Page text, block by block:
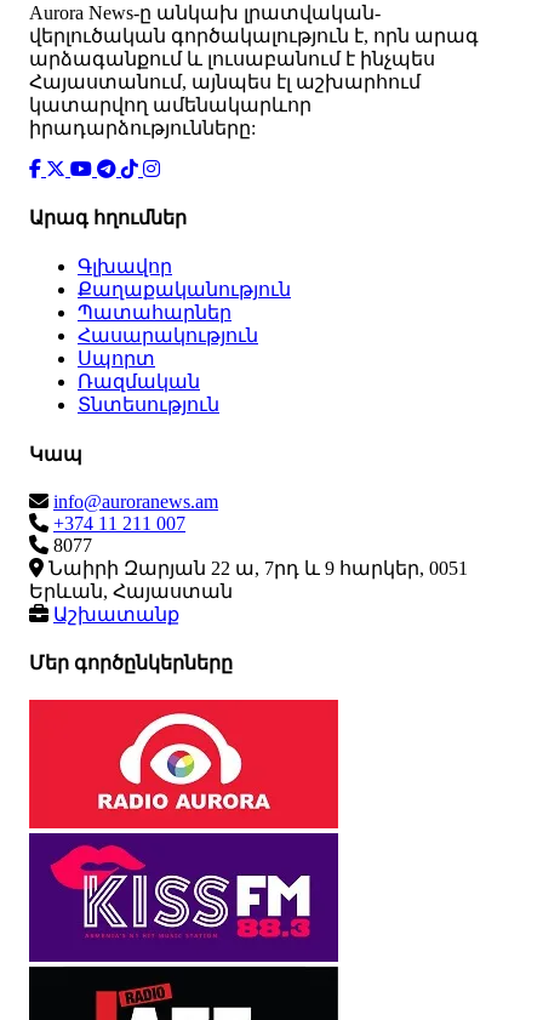
Аurora News-ը անկախ լրատվական-
վերլուծական գործակալություն է, որն արագ
արձագանքում և լուսաբանում է ինչպես
Հայաստանում, այնպես էլ աշխարհում
կատարվող ամենակարևոր
իրադարձությունները:
Արագ հղումներ
Գլխավոր
Քաղաքականություն
Պատահարներ
Հասարակություն
Սպորտ
Ռազմական
Տնտեսություն
Կապ
info@auroranews.am
+374 11 211 007
8077
Նաիրի Զարյան 22 ա, 7րդ և 9 հարկեր, 0051
Երևան, Հայաստան
Աշխատանք
Մեր գործընկերները